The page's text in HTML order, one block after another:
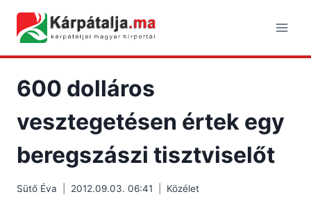
content
600 dolláros
vesztegetésen értek egy
beregszászi tisztviselőt
Sütő Éva 2012.09.03. 06:41 Közélet